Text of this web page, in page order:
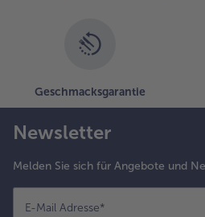
Geschmacksgarantie
Newsletter
Melden Sie sich für Angebote und
E-Mail Adresse*